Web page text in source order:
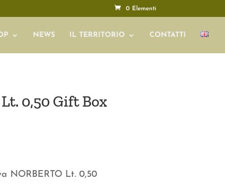
0 Elementi
NEWS IL TERRITORIO CONTATTI
0,50 Gift Box
NORBERTO Lt. 0,50